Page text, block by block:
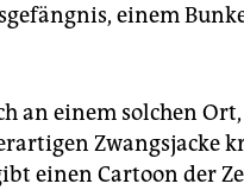
einem
an einem solchen
Zwangsjacke
einen Cartoon der